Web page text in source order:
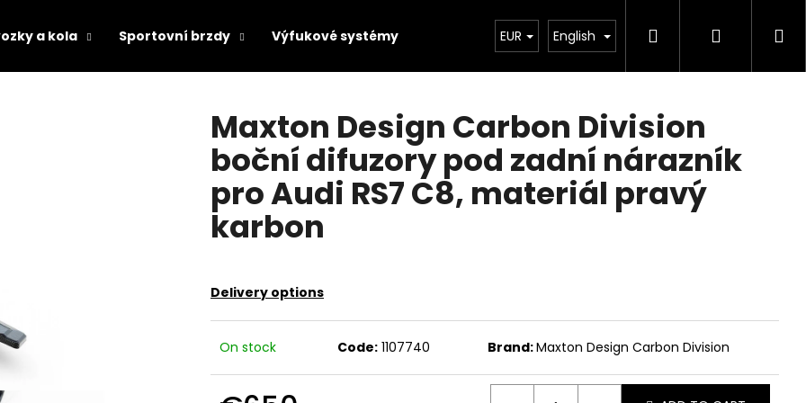
a kola Sportovní brzdy Výfukové systémy Chiptuning Projekty Exteriér Ostatní
EUR English SearchLogin
Maxton Design Carbon Division
boční difuzory pod zadní nárazník
pro Audi RS7 C8, materiál pravý
karbon
Delivery options
On stock Code: 1107740 Brand:Maxton Design Carbon Division
SEARCH
Next